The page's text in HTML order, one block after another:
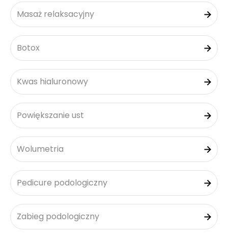
Masaż relaksacyjny
Botox
Kwas hialuronowy
Powiększanie ust
Wolumetria
Pedicure podologiczny
Zabieg podologiczny